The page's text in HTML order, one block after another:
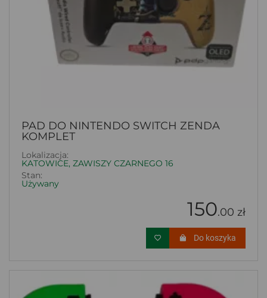
PAD DO NINTENDO SWITCH ZENDA
KOMPLET
Lokalizacja:
KATOWICE, ZAWISZY CZARNEGO 16
Stan:
Używany
150.00 zł
Do koszyka